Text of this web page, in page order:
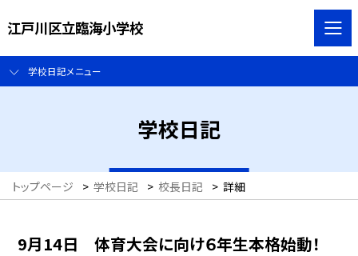
江戸川区立臨海小学校
学校日記メニュー
学校日記
トップページ > 学校日記 > 校長日記 > 詳細
9月14日 体育大会に向け６年生本格始動！